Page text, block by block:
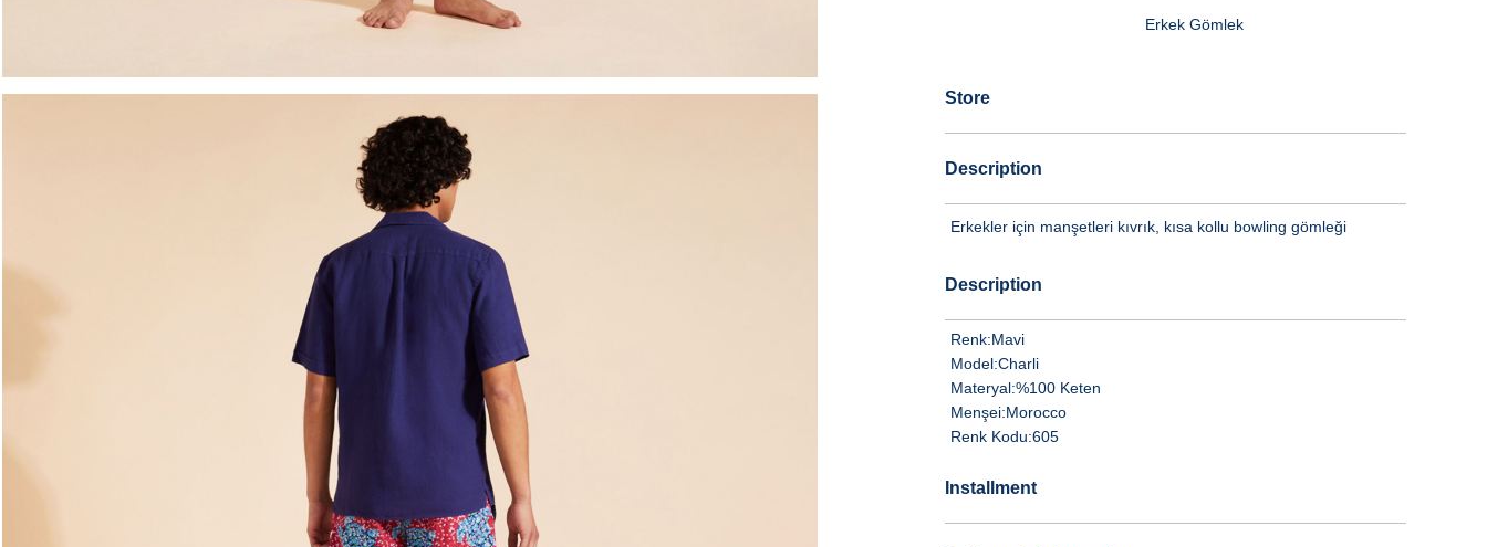
Erkek Gömlek
Store
Description
Erkekler için manşetleri kıvrık, kısa kollu bowling gömleği
Description
Renk:Mavi
Model:Charli
Materyal:%100 Keten
Menşei:Morocco
Renk Kodu:605
Installment